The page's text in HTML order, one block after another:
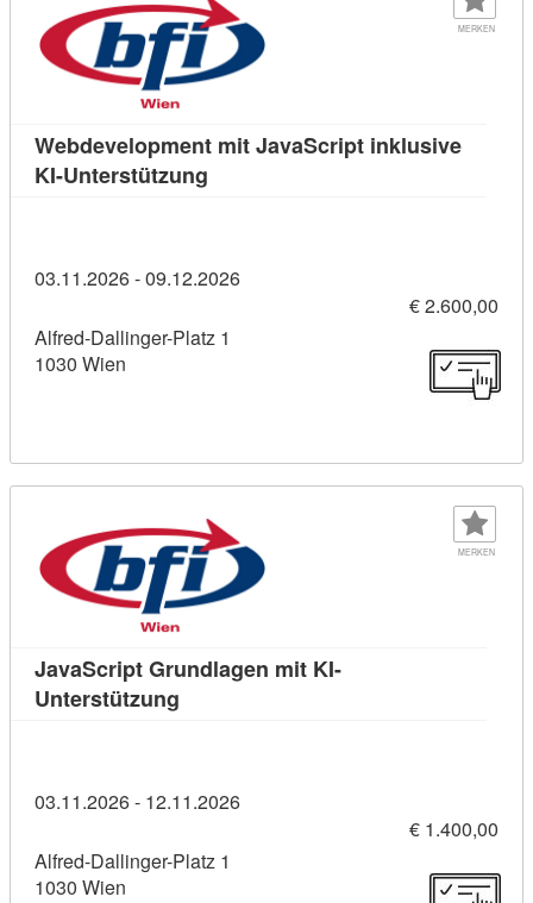
MERKEN
Webdevelopment mit JavaScript inklusive
KI-Unterstützung
03.11.2026 - 09.12.2026
€ 2.600,00
Alfred-Dallinger-Platz 1
1030 Wien
MERKEN
JavaScript Grundlagen mit KI-
Unterstützung
03.11.2026 - 12.11.2026
€ 1.400,00
Alfred-Dallinger-Platz 1
1030 Wien